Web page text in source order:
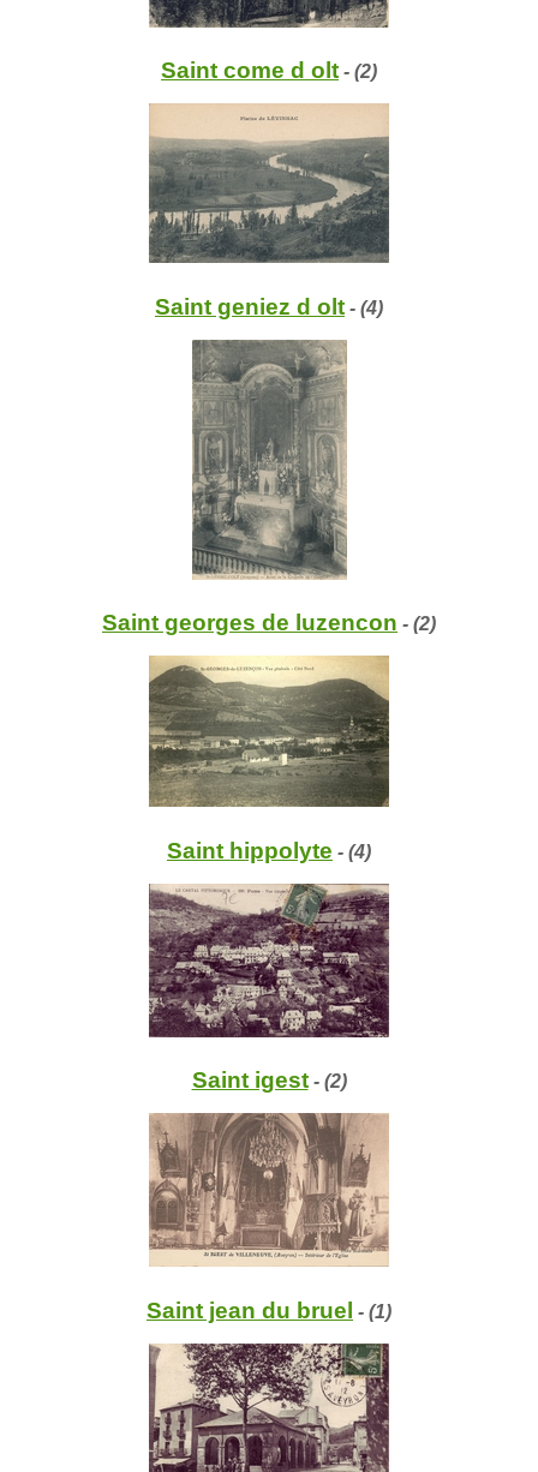
Saint come d olt - (2)
Saint geniez d olt - (4)
Saint georges de luzencon - (2)
Saint hippolyte - (4)
Saint igest- (2)
Saint jean du bruel - (1)